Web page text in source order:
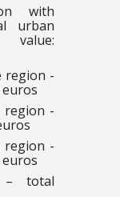
with
urban
region -
euros
region -
region -
euros
– total